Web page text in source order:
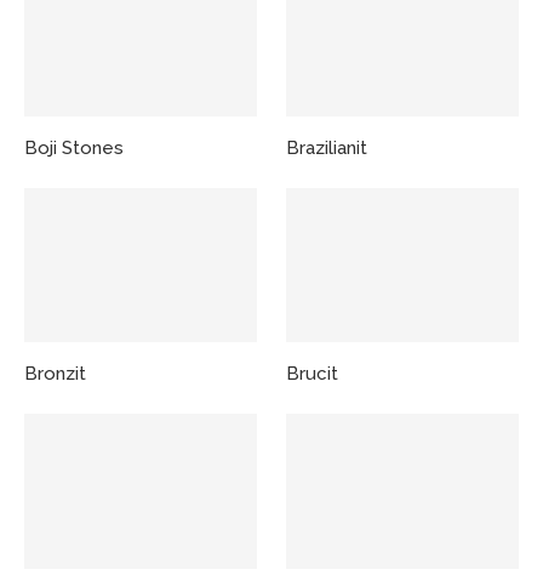
Boji Stones Brazilianit
Bronzit Brucit